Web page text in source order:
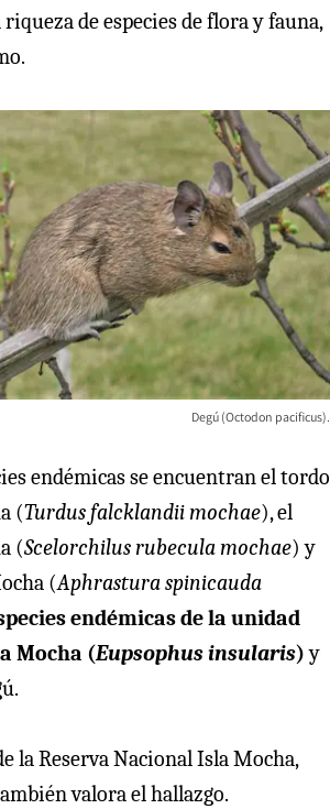
de especies de flora y fauna,
Degú (Octodon pacificus).
endémicas se encuentran el tordo
(Turdus falcklandii mochae), el
(Scelorchilus rubecula mochae) y
(Aphrastura spinicauda
endémicas de la unidad
Mocha (Eupsophus insularis)y
la Reserva Nacional Isla Mocha,
valora el hallazgo.